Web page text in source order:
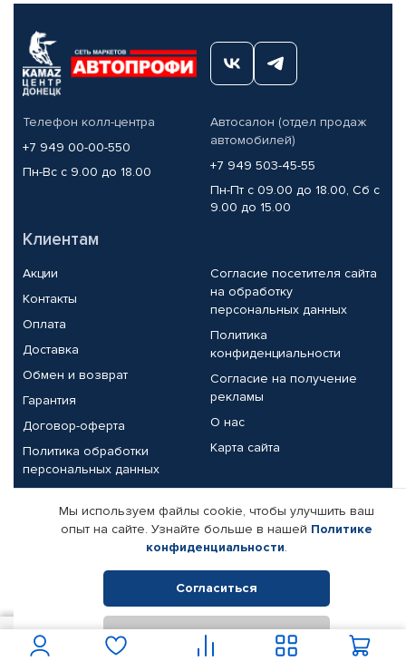
Телефон колл-центра
+7 949 00-00-550
Пн-Вс с 9.00 до 18.00
Автосалон (отдел продаж
автомобилей)
+7 949 503-45-55
Пн-Пт с 09.00 до 18.00, Сб с
9.00 до 15.00
Клиентам
Акции
Контакты
Оплата
Доставка
Обмен и возврат
Гарантия
Договор-оферта
Политика обработки
персональных данных
Согласие посетителя сайта
на обработку
персональных данных
Политика
конфиденциальности
Согласие на получение
рекламы
О нас
Карта сайта
Партнерам
Корпоративным клиентам
Поставщикам
Реквизиты компании
© КАМАЗ ЦЕНТР ДОНЕЦК, 2015-2026. Все права защищены.
Интернет-магазин автомобильных товаров Автопрофи.
Мы используем файлы cookie, чтобы улучшить ваш
опыт на сайте. Узнайте больше в нашей Политике
конфиденциальности.
Согласиться
Отклонить
В корзину